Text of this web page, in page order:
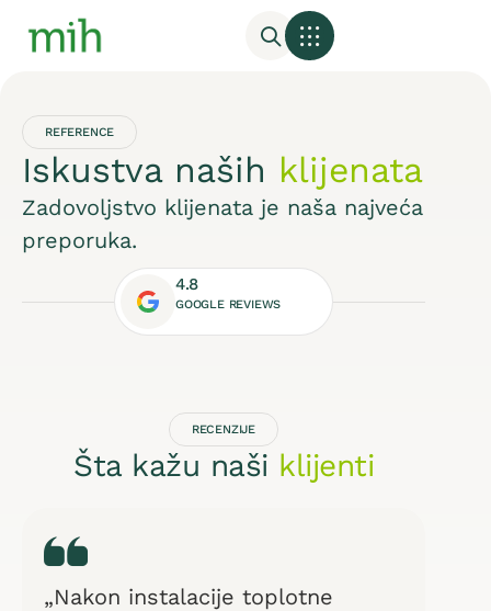
REFERENCE
Iskustva naših klijenata
Zadovoljstvo klijenata je naša najveća
preporuka.
4.8
GOOGLE REVIEWS
RECENZIJE
Šta kažu naši klijenti
„Nakon instalacije toplotne